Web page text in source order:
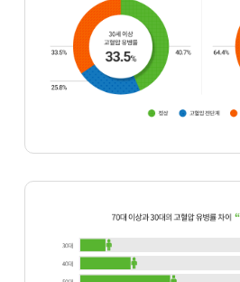
세
이